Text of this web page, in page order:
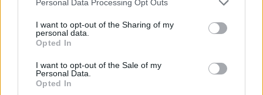
not limited to your visit or usage behaviour. You may click to
grant or deny consent to Google and its third-party tags to
use your data for below specified purposes in below Google
consent section.
Personal Data Processing Opt Outs
I want to opt-out of the Sharing of my
personal data.
Opted In
I want to opt-out of the Sale of my
Personal Data.
Opted In